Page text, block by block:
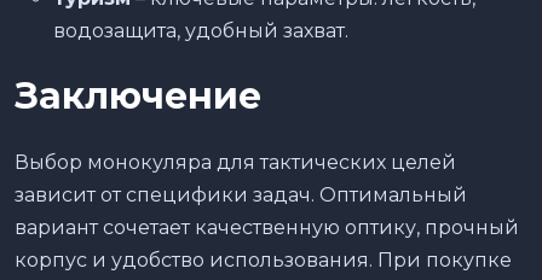
водозащита, удобный захват.
Заключение
Выбор монокуляра для тактических целей
зависит от специфики задач. Оптимальный
вариант сочетает качественную оптику, прочный
корпус и удобство использования. При покупке